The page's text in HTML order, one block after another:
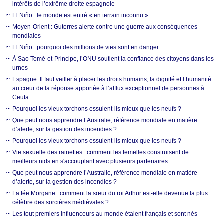
intérêts de l’extrême droite espagnole
El Niño : le monde est entré « en terrain inconnu »
Moyen-Orient : Guterres alerte contre une guerre aux conséquences
mondiales
El Niño : pourquoi des millions de vies sont en danger
À Sao Tomé-et-Principe, l’ONU soutient la confiance des citoyens dans les
urnes
Espagne. Il faut veiller à placer les droits humains, la dignité et l’humanité
au cœur de la réponse apportée à l’afflux exceptionnel de personnes à
Ceuta
Pourquoi les vieux torchons essuient-ils mieux que les neufs ?
Que peut nous apprendre l’Australie, référence mondiale en matière
d’alerte, sur la gestion des incendies ?
Pourquoi les vieux torchons essuient-ils mieux que les neufs ?
Vie sexuelle des rainettes : comment les femelles construisent de
meilleurs nids en s'accouplant avec plusieurs partenaires
Que peut nous apprendre l’Australie, référence mondiale en matière
d’alerte, sur la gestion des incendies ?
La fée Morgane : comment la sœur du roi Arthur est-elle devenue la plus
célèbre des sorcières médiévales ?
Les tout premiers influenceurs au monde étaient français et sont nés